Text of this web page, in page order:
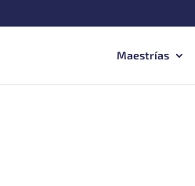
Maestrías